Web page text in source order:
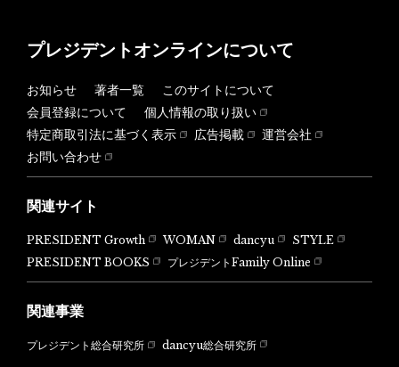
プレジデントオンラインについて
お知らせ 著者一覧
このサイトについて
会員登録について
個人情報の取り扱い
特定商取引法に基づく表示
広告掲載
運営会社
お問い合わせ
関連サイト
PRESIDENT Growth WOMAN dancyu
STYLE
PRESIDENT BOOKS
プレジデントFamily Online
関連事業
プレジデント総合研究所 dancyu総合研究所